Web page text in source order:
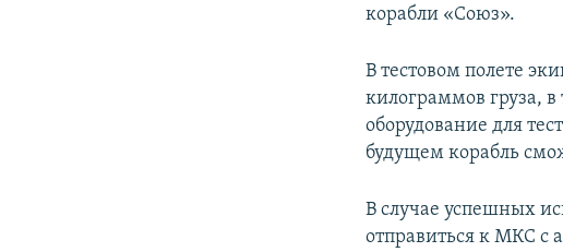
корабли «Союз».
В тестовом полете
килограммов груза,
оборудование для
будущем корабль
В случае успешных
отправиться к МКС с